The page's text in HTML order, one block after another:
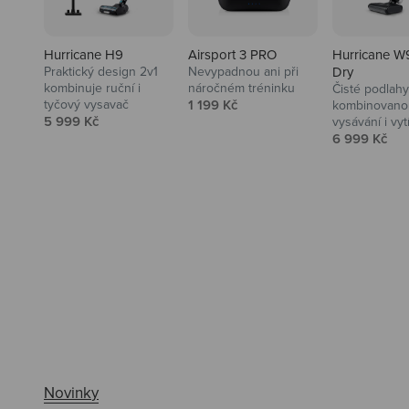
Hurricane H9
Praktický design 2v1
kombinuje ruční i
tyčový vysavač
Prodejní cena
5 999 Kč
Airsport 3 PRO
Nevypadnou ani při
náročném tréninku
Prodejní cena
1 199 Kč
Hurricane
Dry
Čisté
vysávání i
Prodejní cena
6 999 Kč